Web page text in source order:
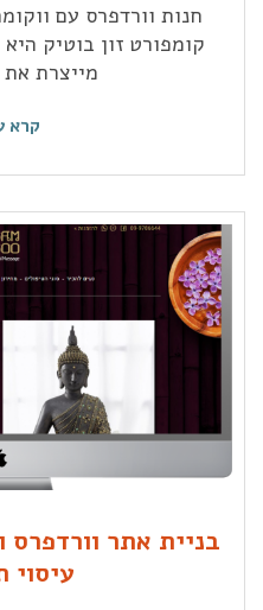
חנות וורדפרס עם
קומפורט זון בוטיק
מייצרת
קרא
בניית אתר וורדפרס
עיסוי